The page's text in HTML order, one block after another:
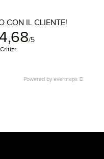
CON IL CLIENTE!
4,68/5
Powered by evermaps ©